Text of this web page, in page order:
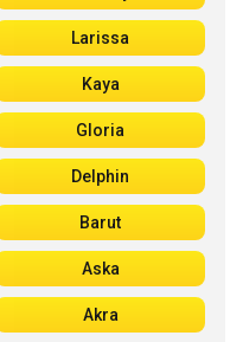
Larissa
Kaya
Gloria
Delphin
Barut
Aska
Akra